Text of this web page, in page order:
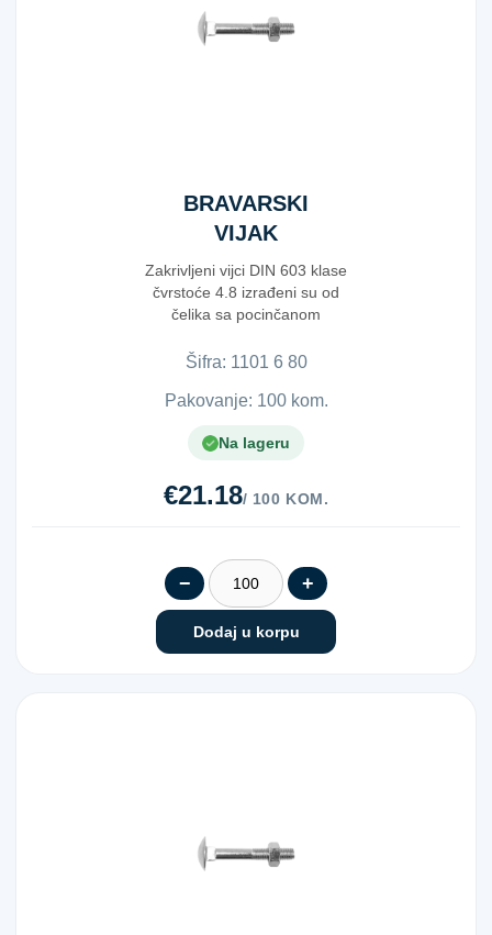
BRAVARSKI
VIJAK
603+MAT.6X80
Zakrivljeni vijci DIN 603 klase
čvrstoće 4.8 izrađeni su od
čelika sa pocinčanom
Šifra: 1​1​0​1​ ​6​ ​8​0​
Pakovanje: 100 kom.
Na lageru
€21.18/ 100 KOM.
− +
Dodaj u korpu